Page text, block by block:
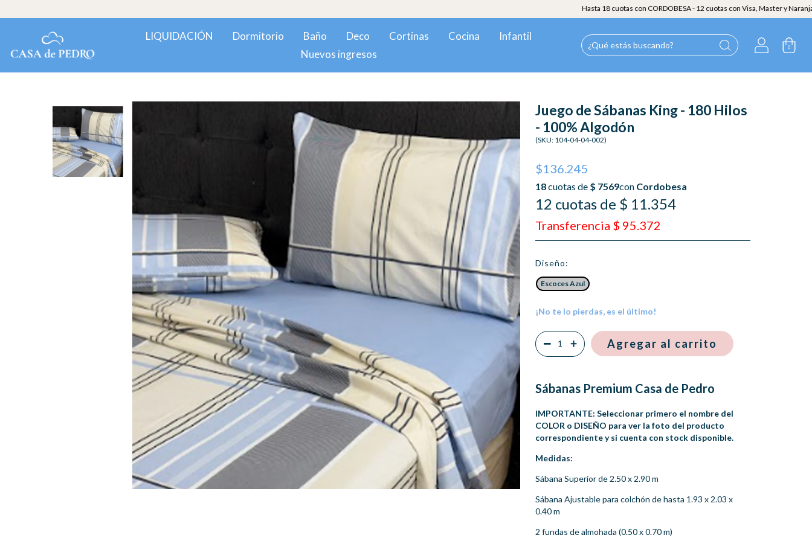
Hasta 18 cuotas con CORDOBESA - 12 cuotas con Visa, Master y NaranjaX -
LIQUIDACIÓN Dormitorio Baño Deco Cortinas Cocina
Infantil
Nuevos ingresos
0
Juego de Sábanas King - 180 Hilos
- 100% Algodón
(SKU: 104-04-04-002)
$136.245
12 cuotas de $ 11.354
Transferencia $ 95.372
Diseño:
Escoces Azul
¡No te lo pierdas, es el último!
Sábanas Premium Casa de Pedro
IMPORTANTE: Seleccionar primero el nombre del
COLOR o DISEÑO para ver la foto del producto
correspondiente y si cuenta con stock disponible.
Medidas:
Sábana Superior de 2.50 x 2.90 m
Sábana Ajustable para colchón de hasta 1.93 x 2.03 x
0.40 m
2 fundas de almohada (0.50 x 0.70 m)